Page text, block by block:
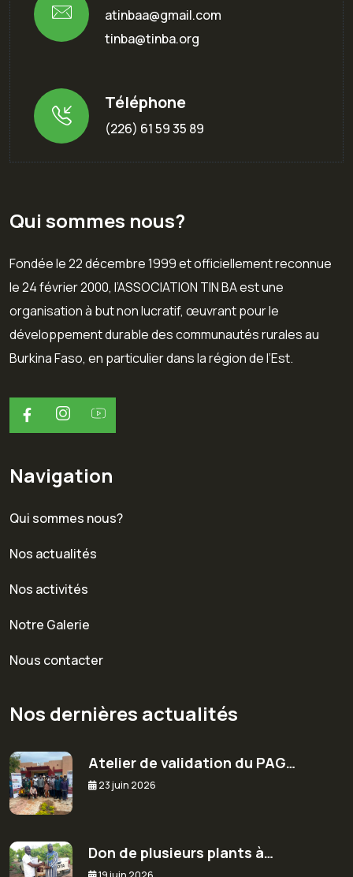
atinbaa@gmail.com
tinba@tinba.org
Téléphone
(226) 61 59 35 89
Qui sommes nous?
Fondée le 22 décembre 1999 et officiellement reconnue
le 24 février 2000, l’ASSOCIATION TIN BA est une
organisation à but non lucratif, œuvrant pour le
développement durable des communautés rurales au
Burkina Faso, en particulier dans la région de l’Est.
Navigation
Qui sommes nous?
Nos actualités
Nos activités
Notre Galerie
Nous contacter
Nos dernières actualités
Atelier de validation du PAG…
23 juin 2026
Don de plusieurs plants à…